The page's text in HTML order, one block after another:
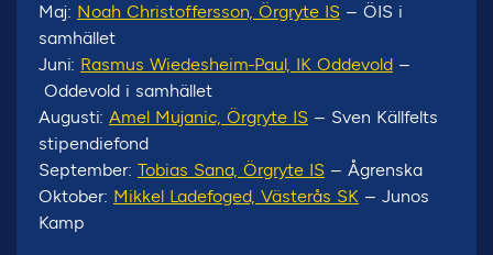
Maj: Noah Christoffersson, Örgryte IS – ÖIS i
samhället
Juni: Rasmus Wiedesheim-Paul, IK Oddevold –
Oddevold i samhället
Augusti: Amel Mujanic, Örgryte IS – Sven Källfelts
stipendiefond
September: Tobias Sana, Örgryte IS – Ågrenska
Oktober: Mikkel Ladefoged, Västerås SK – Junos
Kamp